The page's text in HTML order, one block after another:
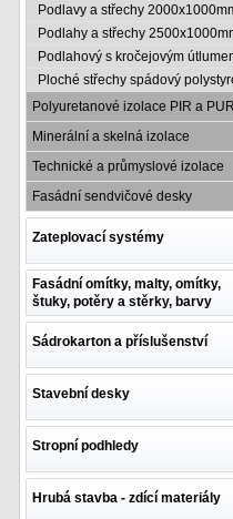
Podlavy a střechy
Podlahy a střechy
Podlahový s kročejovým
Ploché střechy spádový
Polyuretanové izolace PIR a PUR
Minerální a skelná izolace
Technické a průmyslové izolace
Fasádní sendvičové desky
Zateplovací systémy
Fasádní omítky, malty, omítky,
štuky, potěry a stěrky, barvy
Sádrokarton a příslušenství
Stavební desky
Stropní podhledy
Hrubá stavba - zdící materiály